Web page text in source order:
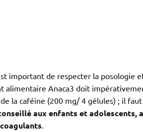
important de respecter la posologie
alimentaire Anaca3 doit
la caféine (200 mg/ 4 gélules) ; il
aux enfants et adolescents,